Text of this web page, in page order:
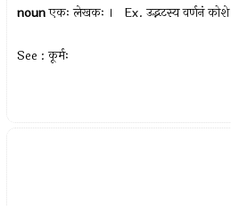
noun एकः लेखकः । Ex.उद्भटस्य वर्णनं कोशे
See : कूर्मः